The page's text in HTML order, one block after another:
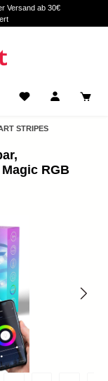
Versand ab 30€
STRIPES
RGB